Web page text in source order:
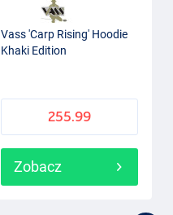
Vass 'Carp Rising' Hoodie
Khaki Edition
255.99
Zobacz